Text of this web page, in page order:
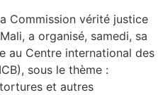
Commission vérité justice
a organisé, samedi, sa
au Centre international des
sous le thème :
et autres